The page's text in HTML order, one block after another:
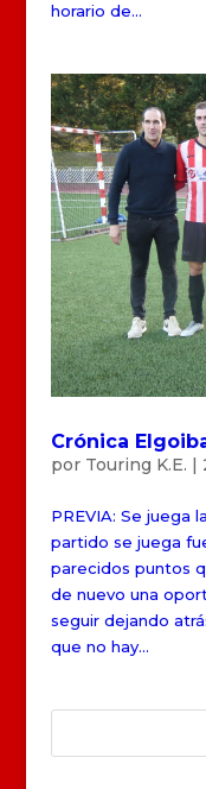
horario de...
Crónica
por Touring K.E.
PREVIA: Se juega
partido se juega
parecidos puntos
de nuevo una
seguir dejando
que no hay...